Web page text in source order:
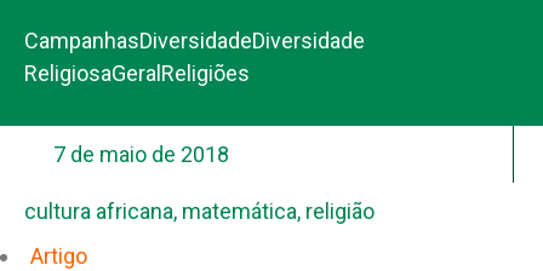
CampanhasDiversidadeDiversidade
ReligiosaGeral Religiões
7 de maio de 2018
cultura africana, matemática, religião
Artigo